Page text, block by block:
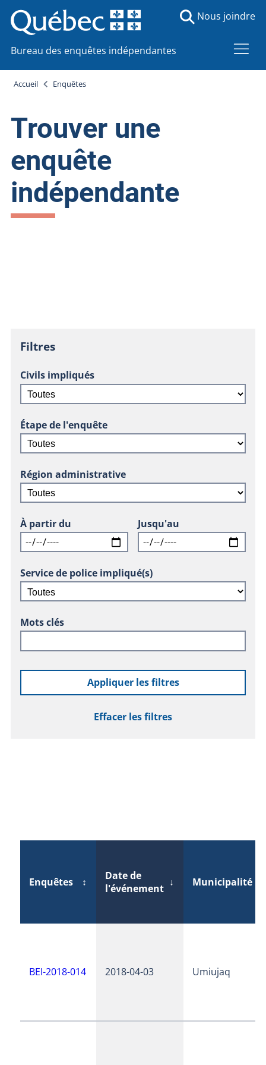
Bureau des enquêtes indépendantes
Nous joindre
Accueil Enquêtes
Trouver une
enquête
indépendante
Filtres
Civils impliqués
Étape de l'enquête
Région administrative
À partir du Jusqu'au
Service de police impliqué(s)
Mots clés
Appliquer les filtres
Effacer les filtres
Enquêtes ↕
Date de
l'événement ↓ Municipalité
BEI-2018-014 2018-04-03 Umiujaq